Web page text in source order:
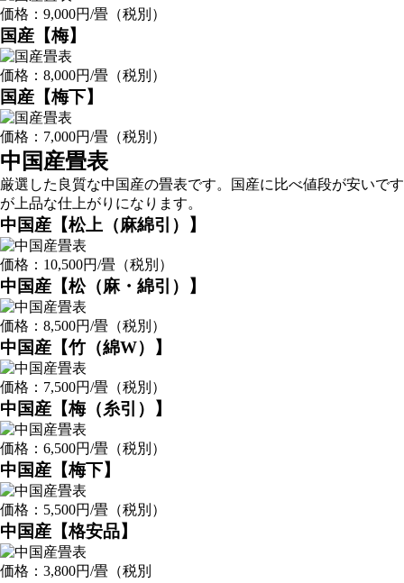
価格：9,000円/畳（税別）
国産【梅】
価格：8,000円/畳（税別）
国産【梅下】
価格：7,000円/畳（税別）
中国産畳表
厳選した良質な中国産の畳表です。国産に比べ値段が安いです
が上品な仕上がりになります。
中国産【松上（麻綿引）】
価格：10,500円/畳（税別）
中国産【松（麻・綿引）】
価格：8,500円/畳（税別）
中国産【竹（綿W）】
価格：7,500円/畳（税別）
中国産【梅（糸引）】
価格：6,500円/畳（税別）
中国産【梅下】
価格：5,500円/畳（税別）
中国産【格安品】
価格：3,800円/畳（税別